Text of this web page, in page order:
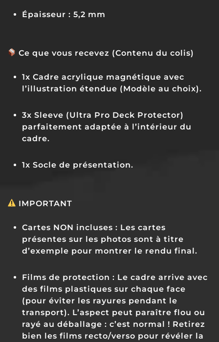
Épaisseur : 5,2 mm
Ce que vous recevez (Contenu du colis)
1x Cadre acrylique magnétique avec
l’illustration étendue (Modèle au choix).
3x Sleeve (Ultra Pro Deck Protector)
parfaitement adaptée à l’intérieur du
cadre.
1x Socle de présentation.
IMPORTANT
Cartes NON incluses : Les cartes
présentes sur les photos sont à titre
d’exemple pour montrer le rendu final.
Films de protection : Le cadre arrive avec
des films plastiques sur chaque face
(pour éviter les rayures pendant le
transport). L’aspect peut paraître flou ou
rayé au déballage : c’est normal ! Retirez
bien les films recto/verso pour révéler la